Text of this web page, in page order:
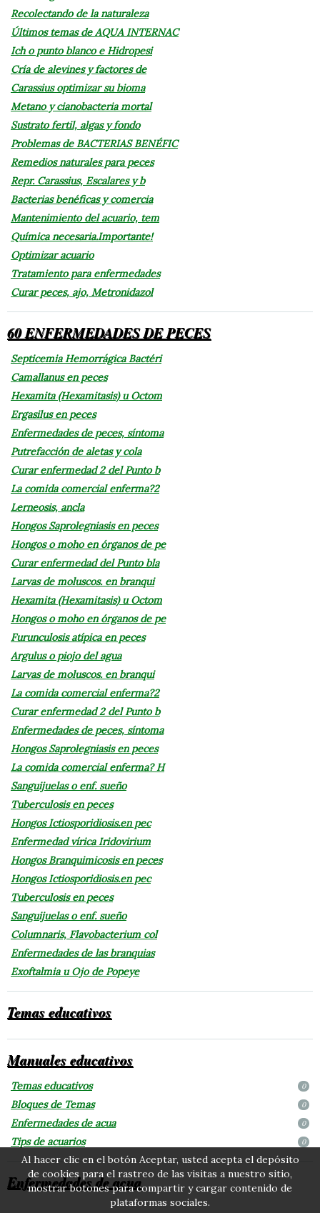
Recolectando de la naturaleza
Últimos temas de AQUA INTERNAC
Ich o punto blanco e Hidropesi
Cría de alevines y factores de
Carassius optimizar su bioma
Metano y cianobacteria mortal
Sustrato fertil, algas y fondo
Problemas de BACTERIAS BENÉFIC
Remedios naturales para peces
Repr. Carassius, Escalares y b
Bacterias benéficas y comercia
Mantenimiento del acuario, tem
Química necesaria.Importante!
Optimizar acuario
Tratamiento para enfermedades
Curar peces, ajo, Metronidazol
60 ENFERMEDADES DE PECES
Septicemia Hemorrágica Bactéri
Camallanus en peces
Hexamita (Hexamitasis) u Octom
Ergasilus en peces
Enfermedades de peces, síntoma
Putrefacción de aletas y cola
Curar enfermedad 2 del Punto b
La comida comercial enferma?2
Lerneosis, ancla
Hongos Saprolegniasis en peces
Hongos o moho en órganos de pe
Curar enfermedad del Punto bla
Larvas de moluscos. en branqui
Hexamita (Hexamitasis) u Octom
Hongos o moho en órganos de pe
Furunculosis atípica en peces
Argulus o piojo del agua
Larvas de moluscos. en branqui
La comida comercial enferma?2
Curar enfermedad 2 del Punto b
Enfermedades de peces, síntoma
Hongos Saprolegniasis en peces
La comida comercial enferma? H
Sanguijuelas o enf. sueño
Tuberculosis en peces
Hongos Ictiosporidiosis.en pec
Enfermedad vírica Iridovirium
Hongos Branquimicosis en peces
Hongos Ictiosporidiosis.en pec
Tuberculosis en peces
Sanguijuelas o enf. sueño
Columnaris, Flavobacterium col
Enfermedades de las branquias
Exoftalmia u Ojo de Popeye
Temas educativos
Manuales educativos
Temas educativos 0
Bloques de Temas 0
Enfermedades de acua 0
Tips de acuarios 0
Enfermedades de acua
Al hacer clic en el botón Aceptar, usted acepta el depósito
de cookies para el rastreo de las visitas a nuestro sitio,
mostrar botones para compartir y cargar contenido de
plataformas sociales.